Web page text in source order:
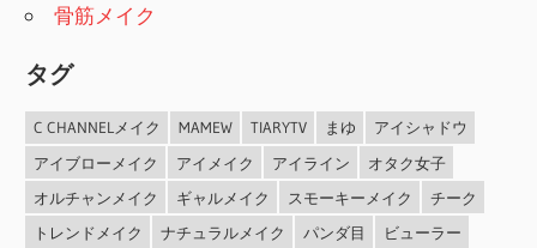
骨筋メイク
タグ
C CHANNELメイク MAMEW TIARYTV まゆ
アイシャドウ
アイブローメイク
アイメイク アイライン
オタク女子
オルチャンメイク
ギャルメイク スモーキーメイク
チーク
トレンドメイク
ナチュラルメイク パンダ目
ビューラー